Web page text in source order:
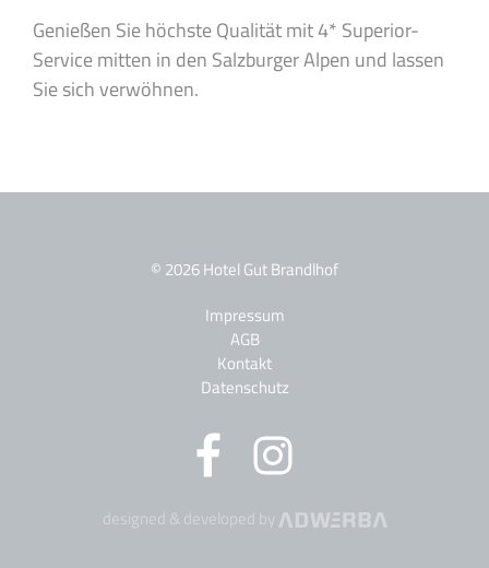
Genießen Sie höchste Qualität mit 4* Superior-
Service mitten in den Salzburger Alpen und lassen
Sie sich verwöhnen.
© 2026 Hotel Gut Brandlhof
Impressum
AGB
Kontakt
Datenschutz
designed & developed by